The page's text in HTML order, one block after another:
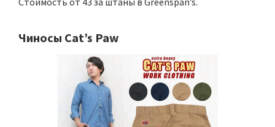
Чиносы Cat’s Paw